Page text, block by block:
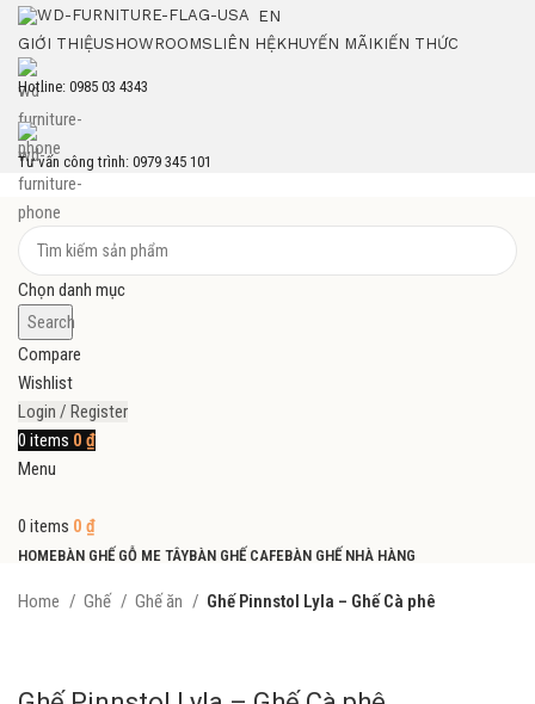
EN
GIỚI THIỆUSHOWROOMS LIÊN HỆKHUYẾN MÃI KIẾN THỨC
Hotline: 0985 03 4343
Tư vấn công trình: 0979 345 101
Chọn danh mục
Search
Compare
Wishlist
Login / Register
0 items 0 ₫
Menu
0 items 0 ₫
HOMEBÀN GHẾ GỖ ME TÂYBÀN GHẾ CAFEBÀN GHẾ NHÀ HÀNG
Xem tất cả sản phẩm
Home Ghế Ghế ăn Ghế Pinnstol Lyla – Ghế Cà phê